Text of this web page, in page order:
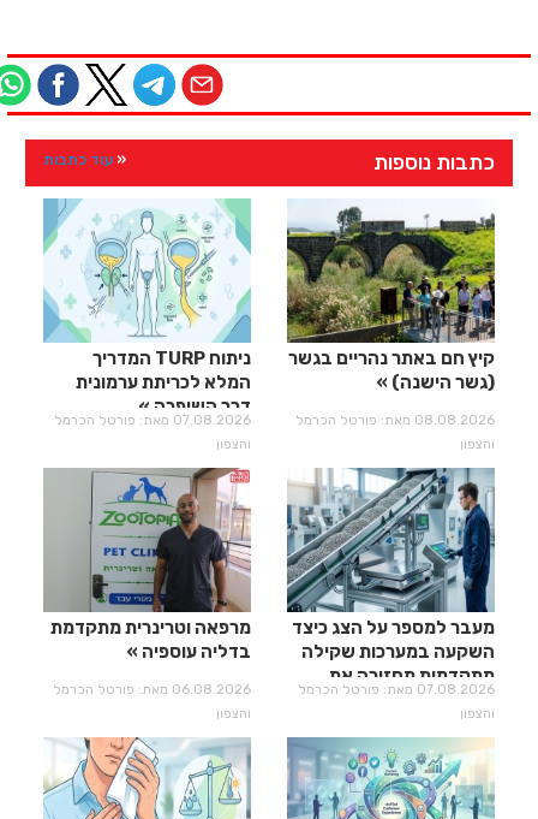
כתבות נוספות עוד כתבות
קיץ חם באתר נהריים בגשר
(גשר הישנה)
08.08.2026 מאת: פורטל הכרמל
והצפון
ניתוח TURP המדריך
המלא לכריתת ערמונית
דרך השופכה
07.08.2026 מאת: פורטל הכרמל
והצפון
מעבר למספר על הצג כיצד
השקעה במערכות שקילה
מתקדמות מחזירה את
עצמה?
07.08.2026 מאת: פורטל הכרמל
והצפון
מרפאה וטרינרית מתקדמת
בדליה עוספיה
06.08.2026 מאת: פורטל הכרמל
והצפון